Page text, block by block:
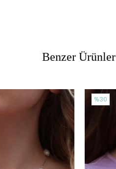
Benzer Ürünler
%30